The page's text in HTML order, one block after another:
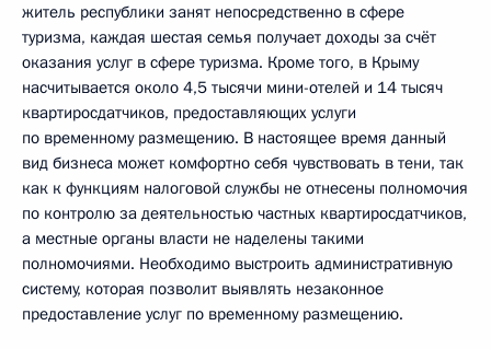
житель республики занят непосредственно в сфере
туризма, каждая шестая семья получает доходы за счёт
оказания услуг в сфере туризма. Кроме того, в Крыму
насчитывается около 4,5 тысячи мини-отелей и 14 тысяч
квартиросдатчиков, предоставляющих услуги
по временному размещению. В настоящее время данный
вид бизнеса может комфортно себя чувствовать в тени, так
как к функциям налоговой службы не отнесены полномочия
по контролю за деятельностью частных квартиросдатчиков,
а местные органы власти не наделены такими
полномочиями. Необходимо выстроить административную
систему, которая позволит выявлять незаконное
предоставление услуг по временному размещению.